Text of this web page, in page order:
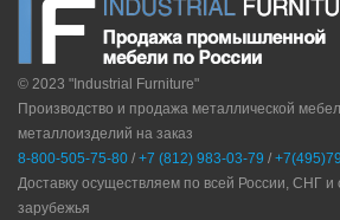
© 2023 "Industrial Furniture"
Производство и продажа металлической
металлоизделий на заказ
8-800-505-75-80 / +7 (812) 983-03-79 /
Доставку осуществляем по всей России, СНГ и
зарубежья